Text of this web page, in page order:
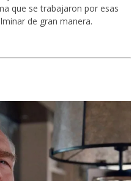
que se trabajaron por esas
de gran manera.